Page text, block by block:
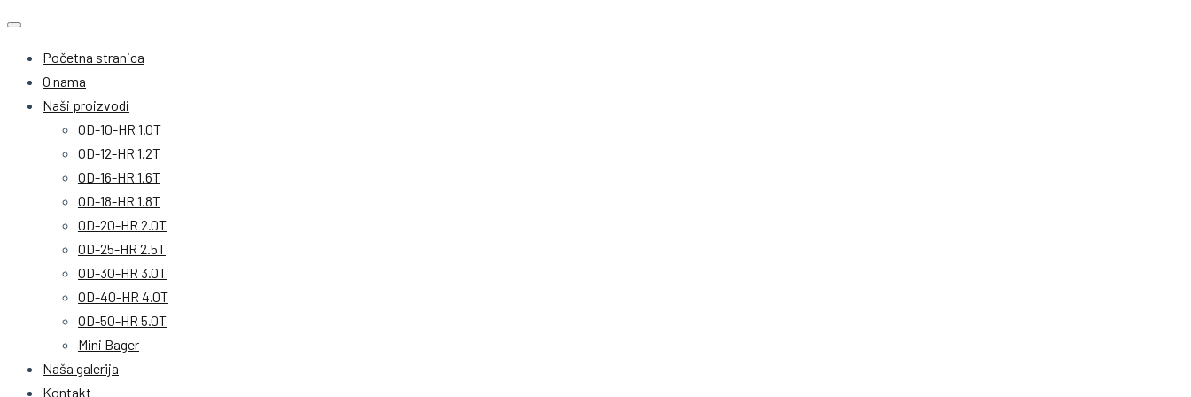
Početna stranica
O nama
Naši proizvodi
OD-10-HR 1.0T
OD-12-HR 1.2T
OD-16-HR 1.6T
OD-18-HR 1.8T
OD-20-HR 2.0T
OD-25-HR 2.5T
OD-30-HR 3.0T
OD-40-HR 4.0T
OD-50-HR 5.0T
Mini Bager
Naša galerija
Kontakt